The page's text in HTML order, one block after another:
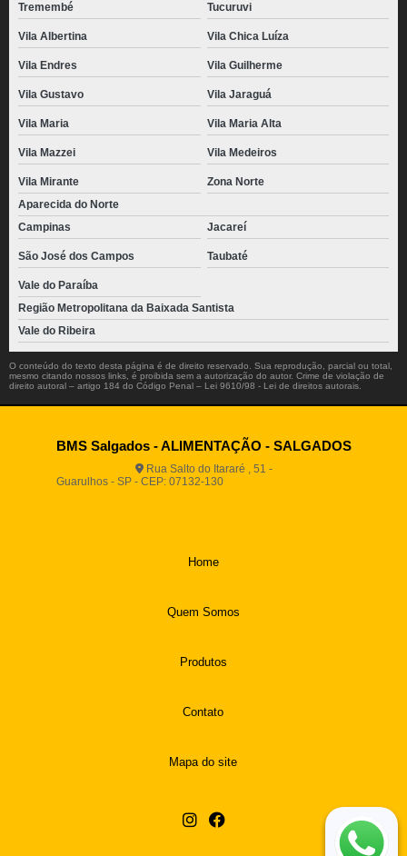
Tremembé Tucuruvi
Vila Albertina Vila Chica Luíza
Vila Endres Vila Guilherme
Vila Gustavo Vila Jaraguá
Vila Maria Vila Maria Alta
Vila Mazzei Vila Medeiros
Vila Mirante
Zona Norte
Aparecida do Norte
Campinas
Jacareí
São José dos Campos Taubaté
Vale do Paraíba
Região Metropolitana da Baixada Santista
Vale do Ribeira
O conteúdo do texto desta página é de direito reservado. Sua reprodução, parcial ou total,
mesmo citando nossos links, é proibida sem a autorização do autor. Crime de violação de
direito autoral – artigo 184 do Código Penal – Lei 9610/98 - Lei de direitos autorais.
BMS Salgados - ALIMENTAÇÃO - SALGADOS
Rua Salto do Itararé , 51 -
Guarulhos - SP - CEP: 07132-130
Home
Quem Somos
Produtos
Contato
Mapa do site